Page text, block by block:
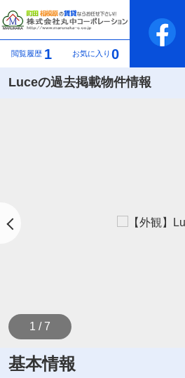
閲覧履歴 1 お気に入り 0
Luceの過去掲載物件情報
1 / 7
基本情報